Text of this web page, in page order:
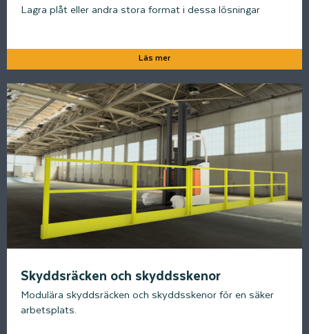
Lagra plåt eller andra stora format i dessa lösningar
Läs mer
Skyddsräcken och skyddsskenor
Modulära skyddsräcken och skyddsskenor för en säker
arbetsplats.